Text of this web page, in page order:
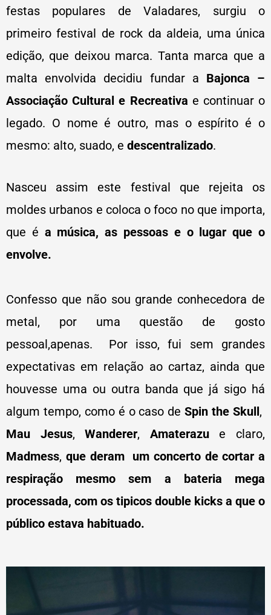
festas populares de Valadares, surgiu o
primeiro festival de rock da aldeia, uma única
edição, que deixou marca. Tanta marca que a
malta envolvida decidiu fundar a Bajonca –
Associação Cultural e Recreativa e continuar o
legado. O nome é outro, mas o espírito é o
mesmo: alto, suado, e descentralizado.
Nasceu assim este festival que rejeita os
moldes urbanos e coloca o foco no que importa,
que é a música, as pessoas e o lugar que o
envolve.
Confesso que não sou grande conhecedora de
metal, por uma questão de gosto
pessoal,apenas. Por isso, fui sem grandes
expectativas em relação ao cartaz, ainda que
houvesse uma ou outra banda que já sigo há
algum tempo, como é o caso deSpin the Skull,
Mau Jesus, Wanderer, Amaterazue claro,
Madmess, que deram um concerto de cortar a
respiração mesmo sem a bateria mega
processada, com os tipicos double kicks a que o
público estava habituado.